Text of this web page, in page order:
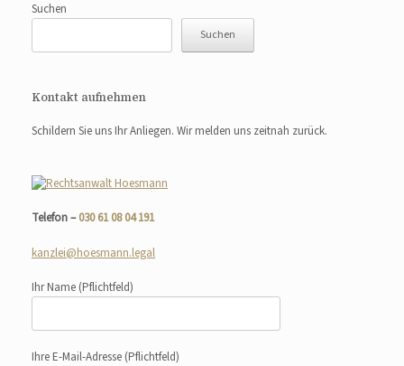
Suchen
Suchen
Kontakt aufnehmen
Schildern Sie uns Ihr Anliegen. Wir melden uns zeitnah zurück.
Telefon –030 61 08 04 191
kanzlei@hoesmann.legal
Ihr Name (Pflichtfeld)
Ihre E-Mail-Adresse (Pflichtfeld)